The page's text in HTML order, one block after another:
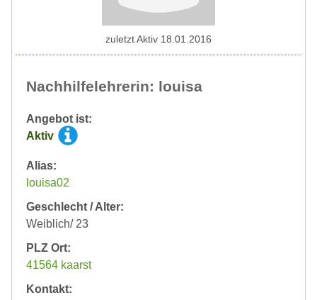
Nachhilfelehrerin: louisa
Angebot ist:
Aktiv
Alias:
louisa02
Geschlecht / Alter:
Weiblich/ 23
PLZ Ort:
41564 kaarst
Kontakt:
zuletzt Aktiv 18.01.2016